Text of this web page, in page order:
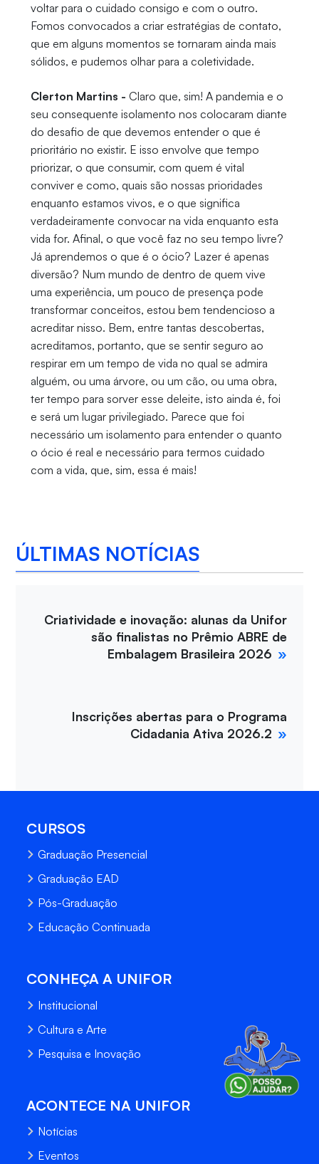
voltar para o cuidado consigo e com o outro.
Fomos convocados a criar estratégias de contato,
que em alguns momentos se tornaram ainda mais
sólidos, e pudemos olhar para a coletividade.
Clerton Martins - Claro que, sim! A pandemia e o
seu consequente isolamento nos colocaram diante
do desafio de que devemos entender o que é
prioritário no existir. E isso envolve que tempo
priorizar, o que consumir, com quem é vital
conviver e como, quais são nossas prioridades
enquanto estamos vivos, e o que significa
verdadeiramente convocar na vida enquanto esta
vida for. Afinal, o que você faz no seu tempo livre?
Já aprendemos o que é o ócio? Lazer é apenas
diversão? Num mundo de dentro de quem vive
uma experiência, um pouco de presença pode
transformar conceitos, estou bem tendencioso a
acreditar nisso. Bem, entre tantas descobertas,
acreditamos, portanto, que se sentir seguro ao
respirar em um tempo de vida no qual se admira
alguém, ou uma árvore, ou um cão, ou uma obra,
ter tempo para sorver esse deleite, isto ainda é, foi
e será um lugar privilegiado. Parece que foi
necessário um isolamento para entender o quanto
o ócio é real e necessário para termos cuidado
com a vida, que, sim, essa é mais!
ÚLTIMAS NOTÍCIAS
Criatividade e inovação: alunas da Unifor
são finalistas no Prêmio ABRE de
Embalagem Brasileira 2026
Inscrições abertas para o Programa
Cidadania Ativa 2026.2
CURSOS
Graduação Presencial
Graduação EAD
Pós-Graduação
Educação Continuada
CONHEÇA A UNIFOR
Institucional
Cultura e Arte
Pesquisa e Inovação
ACONTECE NA UNIFOR
Notícias
Eventos